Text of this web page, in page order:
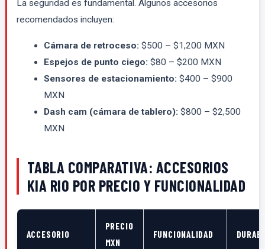
La seguridad es fundamental. Algunos accesorios
recomendados incluyen:
Cámara de retroceso: $500 – $1,200 MXN
Espejos de punto ciego: $80 – $200 MXN
Sensores de estacionamiento: $400 – $900
MXN
Dash cam (cámara de tablero): $800 – $2,500
MXN
TABLA COMPARATIVA: ACCESORIOS
KIA RIO POR PRECIO Y FUNCIONALIDAD
ACCESORIO
PRECIO
MXN
FUNCIONALIDAD